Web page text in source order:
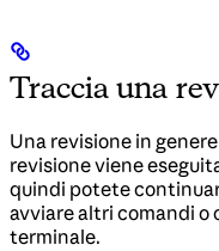
Traccia una
Una revisione in
revisione viene
quindi potete
avviare altri comandi
terminale.